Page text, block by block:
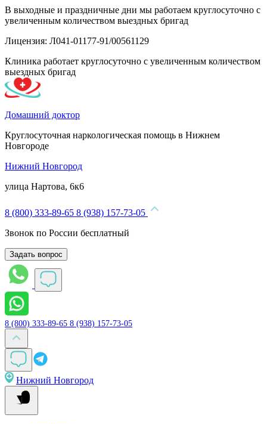
В выходные и праздничные дни мы работаем круглосуточно с
увеличенным количеством выездных бригад
Лицензия: Л041-01177-91/00561129
Клиника работает круглосуточно с увеличенным количеством
выездных бригад
Домашний доктор
Круглосуточная наркологическая помощь в Нижнем
Новгороде
Нижний Новгород
улица Нартова, 6к6
8 (800) 333-89-65 8 (938) 157-73-05
Звонок по России бесплатный
Задать вопрос
8 (800) 333-89-65 8 (938) 157-73-05
Нижний Новгород